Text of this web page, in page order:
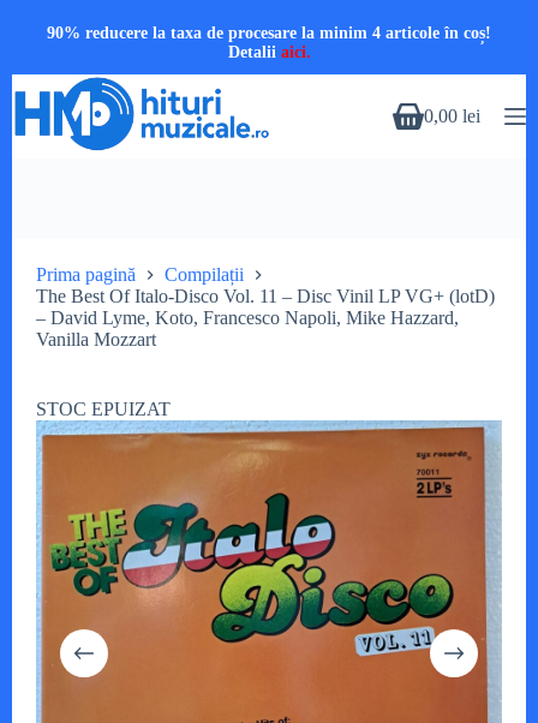
90% reducere la taxa de procesare la minim 4 articole în coș!
Detalii aici.
conținut
Coș0,00 lei
Prima pagină
Compilații
The Best Of Italo-Disco Vol. 11 – Disc Vinil LP VG+ (lotD)
– David Lyme, Koto, Francesco Napoli, Mike Hazzard,
Vanilla Mozzart
STOC EPUIZAT